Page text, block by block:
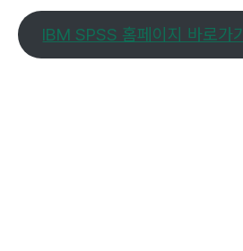
IBM SPSS 홈페이지 바로가기